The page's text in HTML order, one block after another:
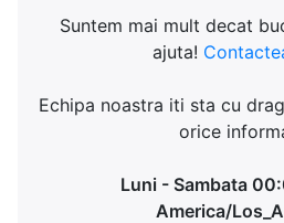
Suntem mai mult decat
ajuta!
Echipa noastra iti sta cu
orice
Luni - Sambata
America/